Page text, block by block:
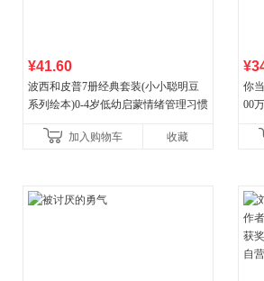
¥41.60
波西和皮普7册经典套装(小小聪明豆
系列绘本)0-4岁低幼启蒙情绪管理习惯
养好品质，发现快
加入购物车 收藏
你
00
比